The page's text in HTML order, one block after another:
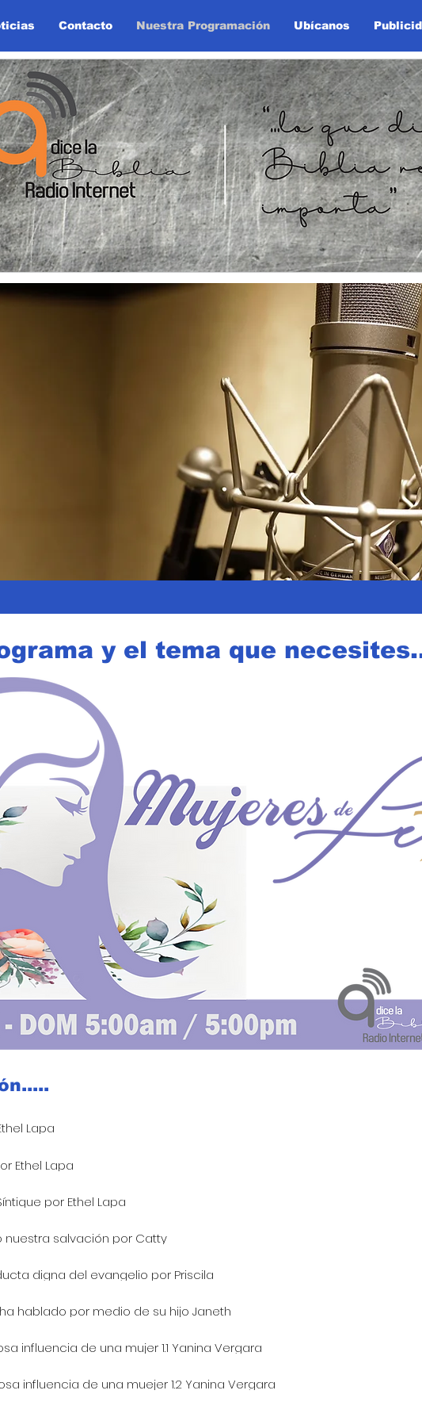
Contacto Nuestra Programación Ubícanos
y el tema que
Lapa
Ethel Lapa
por Ethel Lapa
nuestra salvación por Catty
digna del evangelio por Priscila
hablado por medio de su hijo Janeth
influencia de una mujer 1.1 Yanina Vergara
influencia de una muejer 1.2 Yanina Vergara